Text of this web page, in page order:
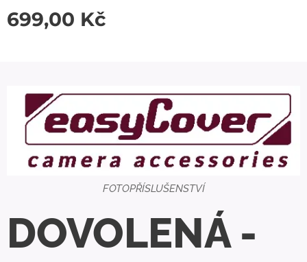
699,00 Kč
FOTOPŘÍSLUŠENSTVÍ
DOVOLENÁ -